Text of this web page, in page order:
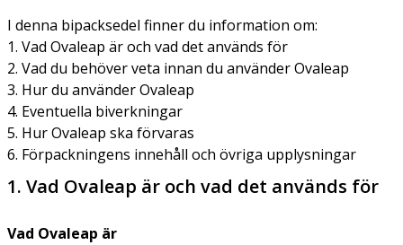
I denna bipacksedel finner du information om:
1. Vad Ovaleap är och vad det används för
2. Vad du behöver veta innan du använder Ovaleap
3. Hur du använder Ovaleap
4. Eventuella biverkningar
5. Hur Ovaleap ska förvaras
6. Förpackningens innehåll och övriga upplysningar
1. Vad Ovaleap är och vad det används för
Vad Ovaleap är